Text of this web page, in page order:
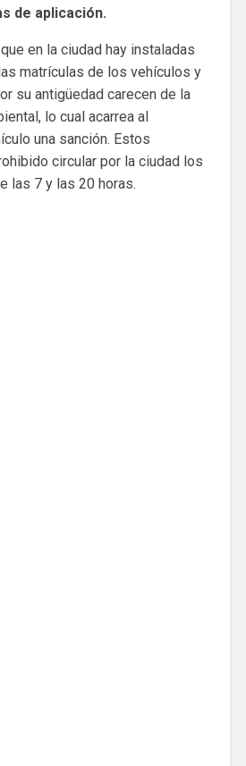
de aplicación.
en la ciudad hay instaladas
matrículas de los vehículos y
su antigüedad carecen de la
lo cual acarrea al
una sanción. Estos
circular por la ciudad los
las 7 y las 20 horas.